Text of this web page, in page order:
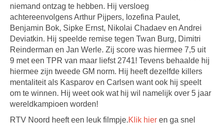
niemand ontzag te hebben. Hij versloeg
achtereenvolgens Arthur Pijpers, Iozefina Paulet,
Benjamin Bok, Sipke Ernst, Nikolai Chadaev en Andrei
Deviatkin. Hij speelde remise tegen Twan Burg, Dimitri
Reinderman en Jan Werle. Zij score was hiermee 7,5 uit
9 met een TPR van maar liefst 2741! Tevens behaalde hij
hiermee zijn tweede GM norm. Hij heeft dezelfde killers
mentaliteit als Kasparov en Carlsen want ook hij speelt
om te winnen. Hij weet ook wat hij wil namelijk over 5 jaar
wereldkampioen worden!
RTV Noord heeft een leuk filmpje.Klik hier en ga snel